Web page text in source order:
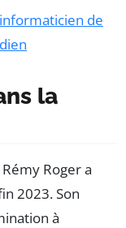
de
la
Roger a
2023. Son
à